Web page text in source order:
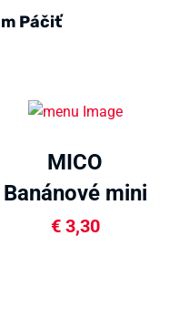
Páčiť
MICO
Banánové mini
mochi 80g
€3,30